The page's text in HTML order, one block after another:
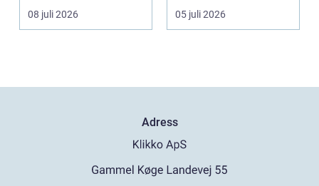
ekonomi i samma p...
08 juli 2026 05 juli 2026
Adress